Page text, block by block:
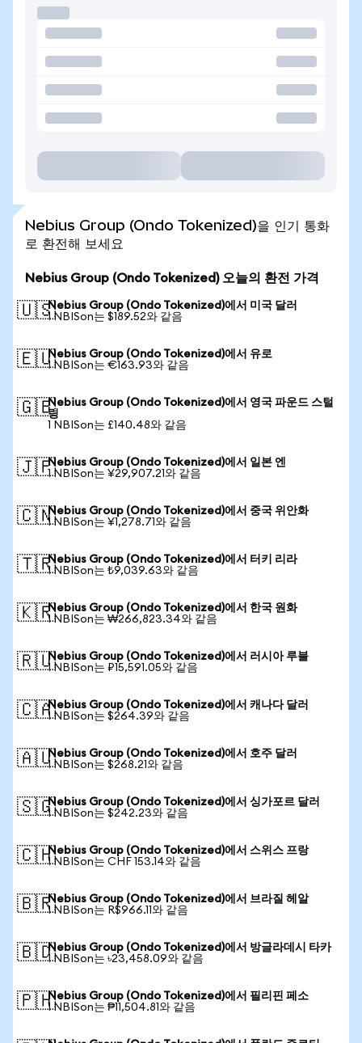
Nebius Group (Ondo Tokenized)을 인기 통화
로 환전해 보세요
Nebius Group (Ondo Tokenized) 오늘의 환전 가격
🇺🇸Nebius Group (Ondo Tokenized)에서 미국 달러
1 NBISon는 $189.52와 같음
🇪🇺Nebius Group (Ondo Tokenized)에서 유로
1 NBISon는 €163.93와 같음
🇬🇧Nebius Group (Ondo Tokenized)에서 영국 파운드 스털
링
1 NBISon는 £140.48와 같음
🇯🇵Nebius Group (Ondo Tokenized)에서 일본 엔
1 NBISon는 ¥29,907.21와 같음
🇨🇳Nebius Group (Ondo Tokenized)에서 중국 위안화
1 NBISon는 ¥1,278.71와 같음
🇹🇷Nebius Group (Ondo Tokenized)에서 터키 리라
1 NBISon는 ₺9,039.63와 같음
🇰🇷Nebius Group (Ondo Tokenized)에서 한국 원화
1 NBISon는 ₩266,823.34와 같음
🇷🇺Nebius Group (Ondo Tokenized)에서 러시아 루블
1 NBISon는 ₽15,591.05와 같음
🇨🇦Nebius Group (Ondo Tokenized)에서 캐나다 달러
1 NBISon는 $264.39와 같음
🇦🇺Nebius Group (Ondo Tokenized)에서 호주 달러
1 NBISon는 $268.21와 같음
🇸🇬Nebius Group (Ondo Tokenized)에서 싱가포르 달러
1 NBISon는 $242.23와 같음
🇨🇭Nebius Group (Ondo Tokenized)에서 스위스 프랑
1 NBISon는 CHF 153.14와 같음
🇧🇷Nebius Group (Ondo Tokenized)에서 브라질 헤알
1 NBISon는 R$966.11와 같음
🇧🇩Nebius Group (Ondo Tokenized)에서 방글라데시 타카
1 NBISon는 ৳23,458.09와 같음
🇵🇭Nebius Group (Ondo Tokenized)에서 필리핀 페소
1 NBISon는 ₱11,504.81와 같음